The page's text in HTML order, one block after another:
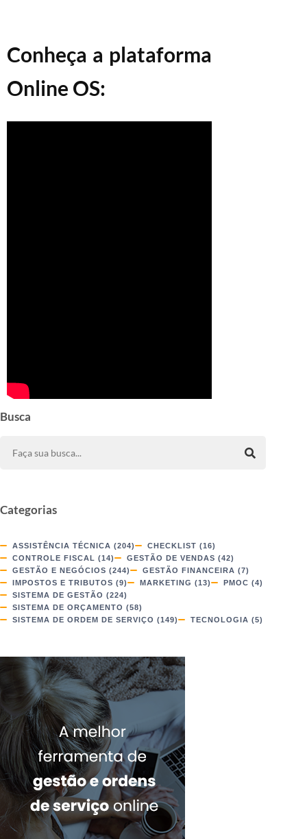
Conheça a plataforma
Online OS:
Busca
Categorias
ASSISTÊNCIA TÉCNICA (204) CHECKLIST (16)
CONTROLE FISCAL (14) GESTÃO DE VENDAS (42)
GESTÃO E NEGÓCIOS (244) GESTÃO FINANCEIRA (7)
IMPOSTOS E TRIBUTOS (9) MARKETING (13) PMOC (4)
SISTEMA DE GESTÃO (224)
SISTEMA DE ORÇAMENTO (58)
SISTEMA DE ORDEM DE SERVIÇO (149) TECNOLOGIA (5)